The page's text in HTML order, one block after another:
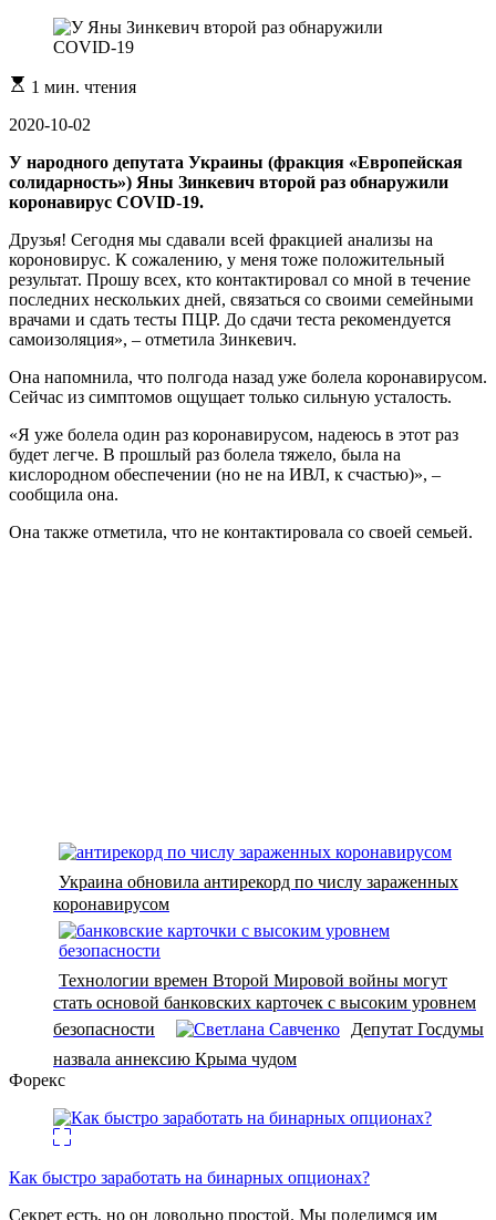
Расчетное
чтения
1 мин. чтения
2020-10-02
У народного депутата Украины (фракция «Европейская
солидарность») Яны Зинкевич второй раз обнаружили
коронавирус COVID-19.
Друзья! Сегодня мы сдавали всей фракцией анализы на
короновирус. К сожалению, у меня тоже положительный
результат. Прошу всех, кто контактировал со мной в течение
последних нескольких дней, связаться со своими семейными
врачами и сдать тесты ПЦР. До сдачи теста рекомендуется
самоизоляция», – отметила Зинкевич.
Она напомнила, что полгода назад уже болела коронавирусом.
Сейчас из симптомов ощущает только сильную усталость.
«Я уже болела один раз коронавирусом, надеюсь в этот раз
будет легче. В прошлый раз болела тяжело, была на
кислородном обеспечении (но не на ИВЛ, к счастью)», –
сообщила она.
Она также отметила, что не контактировала со своей семьей.
Украина обновила антирекорд по числу зараженных
коронавирусом
Технологии времен Второй Мировой войны могут
стать основой банковских карточек с высоким уровнем
безопасности
Депутат Госдумы
назвала аннексию Крыма чудом
Форекс
Как быстро заработать на бинарных опционах?
Секрет есть, но он довольно простой. Мы поделимся им